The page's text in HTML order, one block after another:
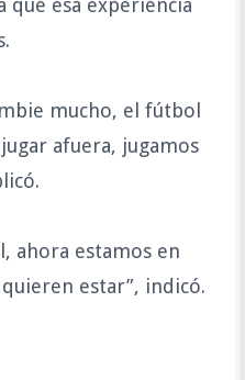
que esa experiencia
mucho, el fútbol
afuera, jugamos
ahora estamos en
estar”, indicó.